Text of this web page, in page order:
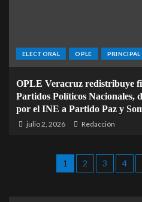
ELECTORAL OPLE PRINCIPAL
OPLE Veracruz redistribuye
Partidos Políticos Nacionales,
por el INE a Partido Paz y
julio 2, 2026 Redacción
1 2 3 4